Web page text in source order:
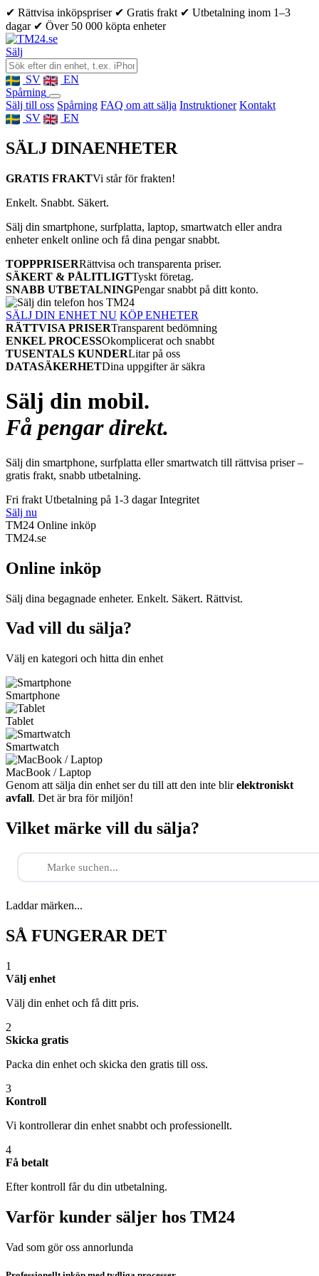
✔ Rättvisa inköpspriser ✔ Gratis frakt ✔ Utbetalning inom 1–3
dagar ✔ Över 50 000 köpta enheter
Sälj
SV
EN
Spårning
Sälj till oss Spårning FAQ om att sälja Instruktioner Kontakt
SV
EN
SÄLJ DINAENHETER
GRATIS FRAKTVi står för frakten!
Enkelt. Snabbt. Säkert.
Sälj din smartphone, surfplatta, laptop, smartwatch eller andra
enheter enkelt online och få dina pengar snabbt.
TOPPPRISERRättvisa och transparenta priser.
SÄKERT & PÅLITLIGTTyskt företag.
SNABB UTBETALNINGPengar snabbt på ditt konto.
SÄLJ DIN ENHET NU KÖP ENHETER
RÄTTVISA PRISERTransparent bedömning
ENKEL PROCESSOkomplicerat och snabbt
TUSENTALS KUNDERLitar på oss
DATASÄKERHETDina uppgifter är säkra
Sälj din mobil.
Få pengar direkt.
Sälj din smartphone, surfplatta eller smartwatch till rättvisa priser –
gratis frakt, snabb utbetalning.
Fri frakt Utbetalning på 1-3 dagar Integritet
Sälj nu
TM24 Online inköp
TM24.se
Online inköp
Sälj dina begagnade enheter. Enkelt. Säkert. Rättvist.
Vad vill du sälja?
Välj en kategori och hitta din enhet
Smartphone
Tablet
Smartwatch
MacBook / Laptop
Genom att sälja din enhet ser du till att den inte blirelektroniskt
avfall. Det är bra för miljön!
Vilket märke vill du sälja?
Laddar märken...
SÅ FUNGERAR DET
1
Välj enhet
Välj din enhet och få ditt pris.
2
Skicka gratis
Packa din enhet och skicka den gratis till oss.
3
Kontroll
Vi kontrollerar din enhet snabbt och professionellt.
4
Få betalt
Efter kontroll får du din utbetalning.
Varför kunder säljer hos TM24
Vad som gör oss annorlunda